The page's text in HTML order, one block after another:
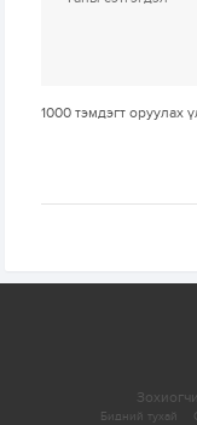
1000 тэмдэгт оруулах
Бидний тухай